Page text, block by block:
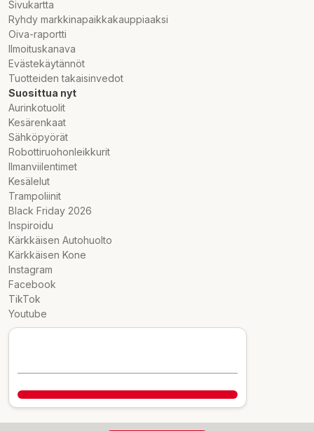
Sivukartta
Ryhdy markkinapaikkakauppiaaksi
Oiva-raportti
Ilmoituskanava
Evästekäytännöt
Tuotteiden takaisinvedot
Suosittua nyt
Aurinkotuolit
Kesärenkaat
Sähköpyörät
Robottiruohonleikkurit
Ilmanviilentimet
Kesälelut
Trampoliinit
Black Friday 2026
Inspiroidu
Kärkkäisen Autohuolto
Kärkkäisen Kone
Instagram
Facebook
TikTok
Youtube